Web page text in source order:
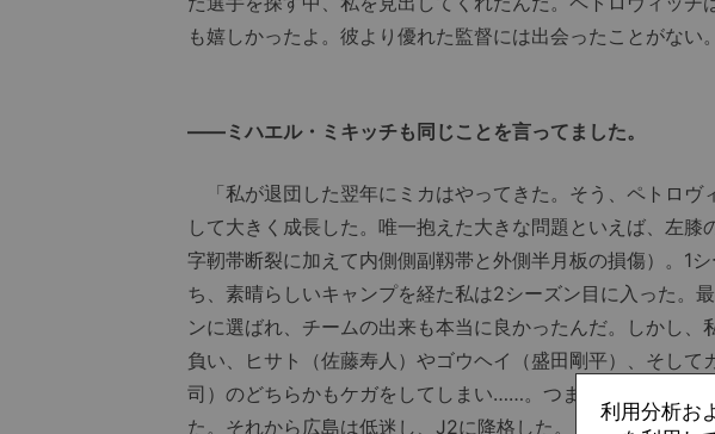
も嬉しかったよ。彼より優れた監督には出会ったことがない
――ミハエル・ミキッチも同じことを言ってました。
「私が退団した翌年にミカはやってきた。そう、ペトロヴ
して大きく成長した。唯一抱えた大きな問題といえば、左
字靭帯断裂に加えて内側側副靱帯と外側半月板の損傷）。1
ち、素晴らしいキャンプを経た私は2シーズン目に入った。
ンに選ばれ、チームの出来も本当に良かったんだ。しかし、
負い、ヒサト（佐藤寿人）やゴウヘイ（盛田剛平）、そして
司）のどちらかもケガをしてしまい……。つまり、ほぼ同時に
た。それから広島は低迷し、J2に降格した。
利用分析お